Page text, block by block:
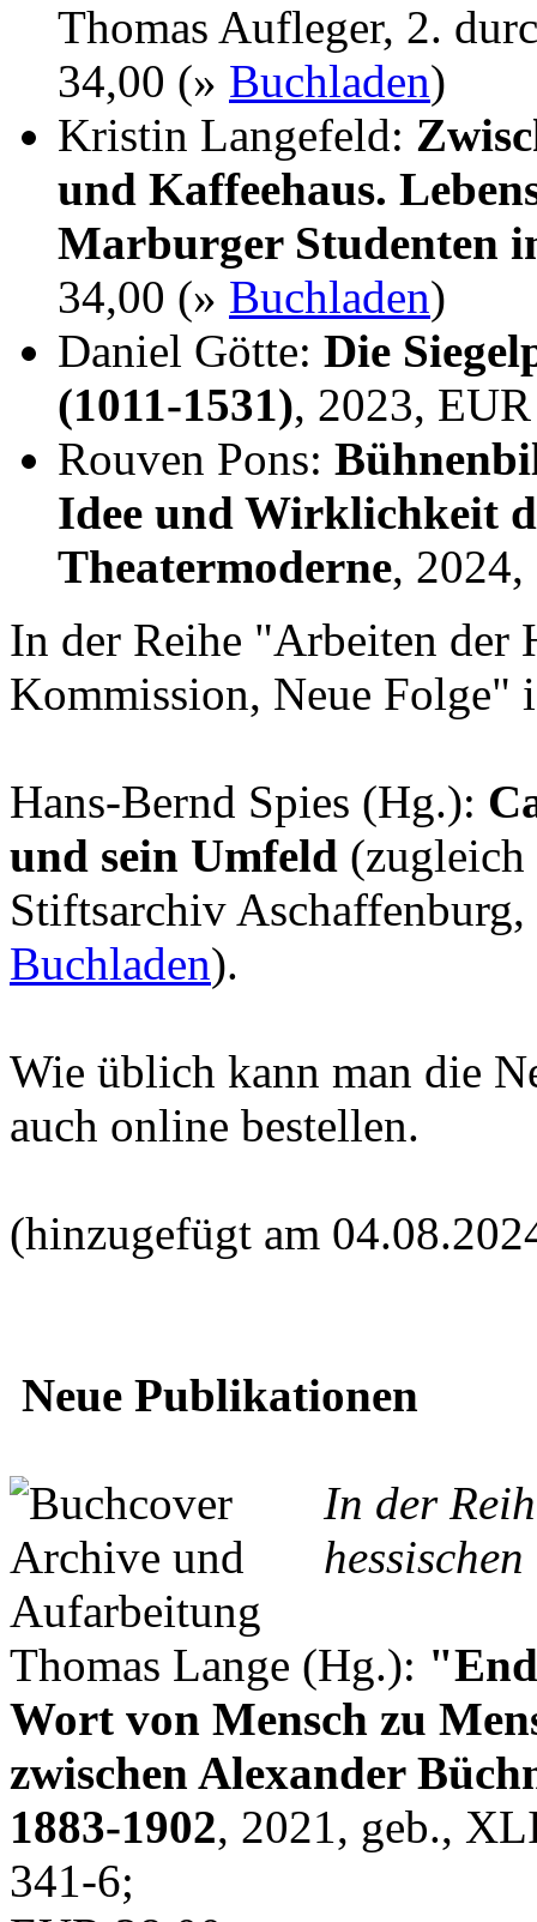
Thomas Aufleger, 2.
34,00 (» Buchladen)
Kristin Langefeld:
und Kaffeehaus.
Marburger Studenten
34,00 (» Buchladen)
Daniel Götte: Die
(1011-1531), 2023,
Rouven Pons:
Idee und Wirklichkeit
Theatermoderne,
In der Reihe "Arbeiten der
Kommission, Neue Folge"
Hans-Bernd Spies (Hg.):
und sein Umfeld
Stiftsarchiv
Buchladen).
Wie üblich kann man die
auch online bestellen.
(hinzugefügt am
Neue Publikationen
In der
Thomas Lange (Hg.):
Wort von Mensch zu
zwischen Alexander
1883-1902, 2021, geb.,
341-6;